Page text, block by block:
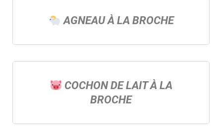
AGNEAU À LA BROCHE
COCHON DE LAIT À LA
BROCHE